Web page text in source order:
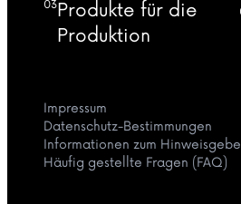
03 Produkte für die
Produktion
Impressum
Datenschutz-Bestimmungen
Informationen zum
Häufig gestellte Fragen (FAQ)